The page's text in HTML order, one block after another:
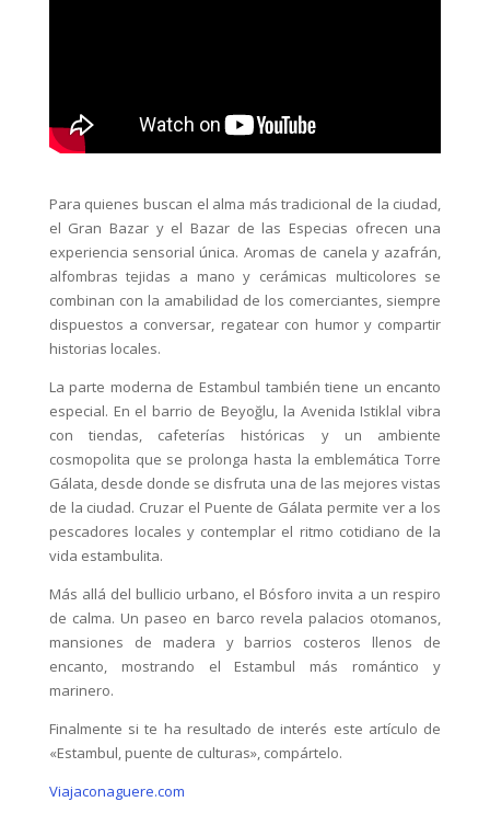
Para quienes buscan el alma más tradicional de la ciudad,
el Gran Bazar y el Bazar de las Especias ofrecen una
experiencia sensorial única. Aromas de canela y azafrán,
alfombras tejidas a mano y cerámicas multicolores se
combinan con la amabilidad de los comerciantes, siempre
dispuestos a conversar, regatear con humor y compartir
historias locales.
La parte moderna de Estambul también tiene un encanto
especial. En el barrio de Beyoğlu, la Avenida Istiklal vibra
con tiendas, cafeterías históricas y un ambiente
cosmopolita que se prolonga hasta la emblemática Torre
Gálata, desde donde se disfruta una de las mejores vistas
de la ciudad. Cruzar el Puente de Gálata permite ver a los
pescadores locales y contemplar el ritmo cotidiano de la
vida estambulita.
Más allá del bullicio urbano, el Bósforo invita a un respiro
de calma. Un paseo en barco revela palacios otomanos,
mansiones de madera y barrios costeros llenos de
encanto, mostrando el Estambul más romántico y
marinero.
Finalmente si te ha resultado de interés este artículo de
«Estambul, puente de culturas», compártelo.
Viajaconaguere.com